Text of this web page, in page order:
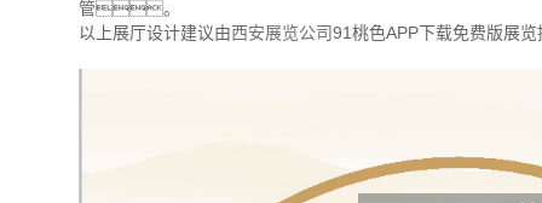
管。
以上展厅设计建议由西安展览公司91桃色APP下载免费版展览